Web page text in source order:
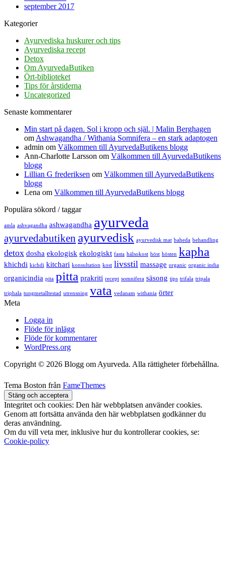
september 2017
Kategorier
Ayurvediska huskurer och tips
Ayurvediska recept
Detox
Om AyurvedaButiken
Ört-biblioteket
Tips för årstiderna
Uncategorized
Senaste kommentarer
Min start på dagen. Sol i kropp och själ. | Malin Berghagen
om Ashwagandha / Withania Somnifera – en stark adaptogen
admin om Välkommen till AyurvedaButikens blogg
Ann-Charlotte Larsson om Välkommen till AyurvedaButikens
blogg
Lillian G frederiksen om Välkommen till AyurvedaButikens
blogg
Lena om Välkommen till AyurvedaButikens blogg
Populära sökord / taggar
amla ashvagandha ashwagandha ayurveda
ayurvedabutiken ayurvedisk ayurvedisk mat baheda behandling
detox dosha ekologisk ekologiskt fasta hälsokost höst hösten kapha
khichdi kichdi kitchari konsultation kost livsstil massage organic organic india
organicindia pita pitta prakriti recept somnifera säsong tips trifala tripala
triphala tungmetalltestad utrensning vata vedanam withania örter
Meta
Logga in
Flöde för inlägg
Flöde för kommentarer
WordPress.org
Copyright © 2026 Blogg om Ayurveda. Alla rättigheter förbehållna.
Tema Boston från FameThemes
Integritet och cookies: Den här webbplatsen använder cookies.
Genom att fortsätta använda den här webbplatsen godkänner du
deras användning.
Om du vill veta mer, inklusive hur du kontrollerar cookies, se:
Cookie-policy